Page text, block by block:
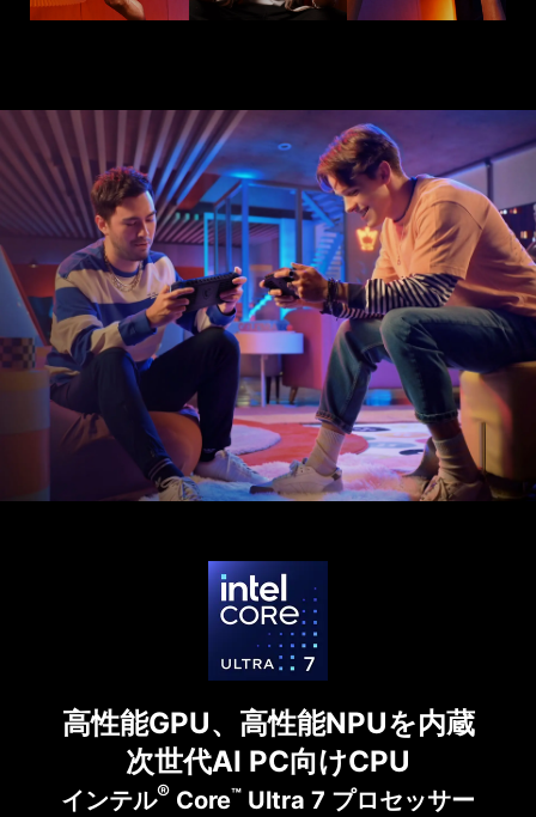
高性能GPU、高性能NPUを内蔵
次世代AI PC向けCPU
インテル® Core™ Ultra 7 プロセッサー